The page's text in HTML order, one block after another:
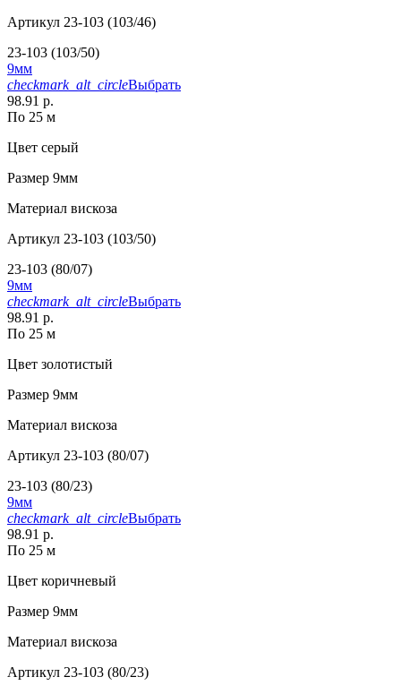
Артикул 23-103 (103/46)
23-103 (103/50)
9мм
checkmark_alt_circleВыбрать
98.91 р.
По 25 м
Цвет серый
Размер 9мм
Материал вискоза
Артикул 23-103 (103/50)
23-103 (80/07)
9мм
checkmark_alt_circleВыбрать
98.91 р.
По 25 м
Цвет золотистый
Размер 9мм
Материал вискоза
Артикул 23-103 (80/07)
23-103 (80/23)
9мм
checkmark_alt_circleВыбрать
98.91 р.
По 25 м
Цвет коричневый
Размер 9мм
Материал вискоза
Артикул 23-103 (80/23)